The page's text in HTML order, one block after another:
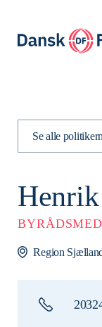
Se alle
Region